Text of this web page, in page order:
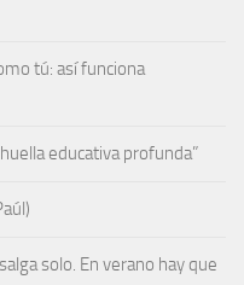
tú: así funciona
educativa profunda”
solo. En verano hay que